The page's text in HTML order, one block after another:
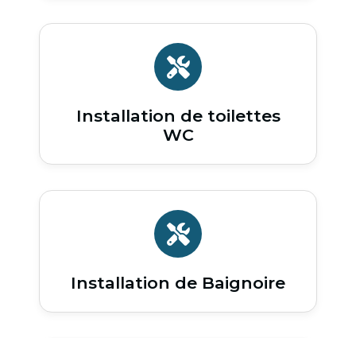
Installation de toilettes
WC
Installation de Baignoire